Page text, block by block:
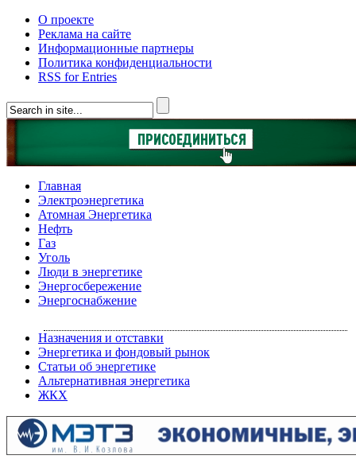
О проекте
Реклама на сайте
Информационные партнеры
Политика конфиденциальности
RSS for Entries
Главная
Электроэнергетика
Атомная Энергетика
Нефть
Газ
Уголь
Люди в энергетике
Энергосбережение
Энергоснабжение
Назначения и отставки
Энергетика и фондовый рынок
Статьи об энергетике
Альтернативная энергетика
ЖКХ